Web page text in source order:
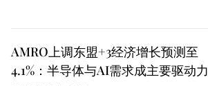
AMRO上调东盟+3经济增长预测至
4.1%：半导体与AI需求成主要驱动力